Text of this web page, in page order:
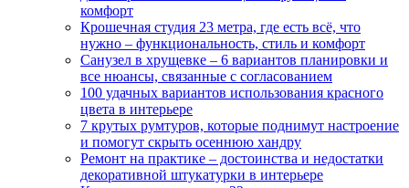
комфорт
Крошечная студия 23 метра, где есть всё, что
нужно – функциональность, стиль и комфорт
Санузел в хрущевке – 6 вариантов планировки и
все нюансы, связанные с согласованием
100 удачных вариантов использования красного
цвета в интерьере
7 крутых румтуров, которые поднимут настроение
и помогут скрыть осеннюю хандру
Ремонт на практике – достоинства и недостатки
декоративной штукатурки в интерьере